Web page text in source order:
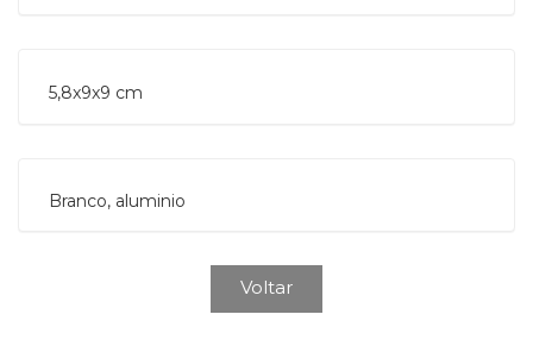
5,8x9x9 cm
Branco, aluminio
Voltar